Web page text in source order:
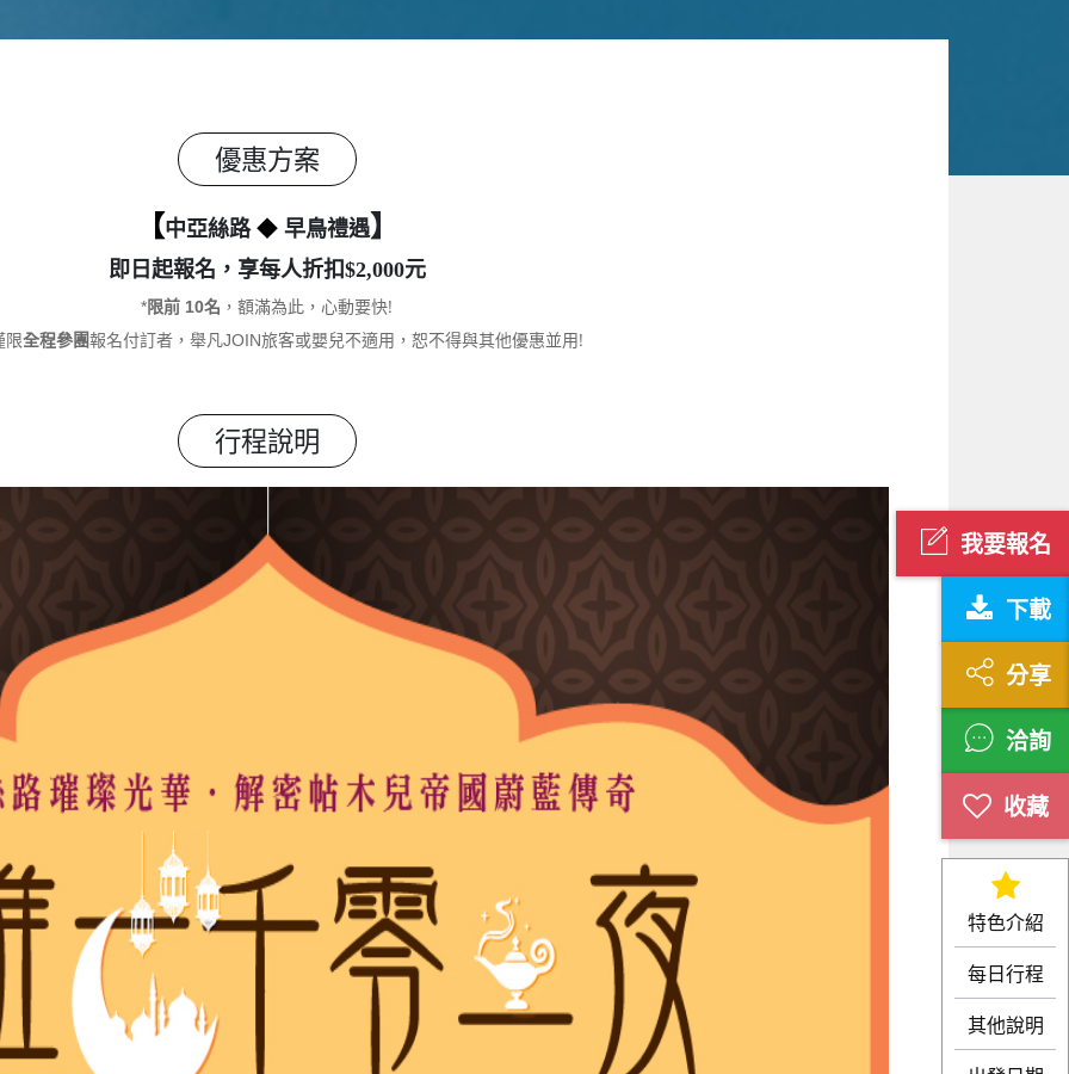
我要報名
下載
分享
洽詢
特色介紹
每日行程
其他說明
優惠方案
【中亞絲路 ◆ 早鳥禮遇】
即日起報名，享每人折扣$2,000元
*限前 10名 ，額滿為此，心動要快!
限全程參團報名付訂者，舉凡JOIN旅客或嬰兒不適用，恕不得與其他優惠並用!
行程說明